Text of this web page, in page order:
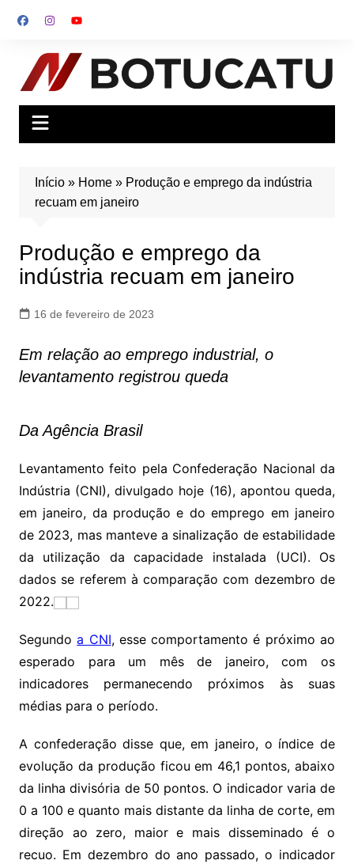
para
conteúdo
Início» Home» Produção e emprego da indústria
recuam em janeiro
Produção e emprego da
indústria recuam em janeiro
16 de fevereiro de 2023
Em relação ao emprego industrial, o
levantamento registrou queda
Da Agência Brasil
Levantamento feito pela Confederação Nacional da
Indústria (CNI), divulgado hoje (16), apontou queda,
em janeiro, da produção e do emprego em janeiro
de 2023, mas manteve a sinalização de estabilidade
da utilização da capacidade instalada (UCI). Os
dados se referem à comparação com dezembro de
2022.
Segundoa CNI, esse comportamento é próximo ao
esperado para um mês de janeiro, com os
indicadores permanecendo próximos às suas
médias para o período.
A confederação disse que, em janeiro, o índice de
evolução da produção ficou em 46,1 pontos, abaixo
da linha divisória de 50 pontos. O indicador varia de
0 a 100 e quanto mais distante da linha de corte, em
direção ao zero, maior e mais disseminado é o
recuo. Em dezembro do ano passado, o indicador